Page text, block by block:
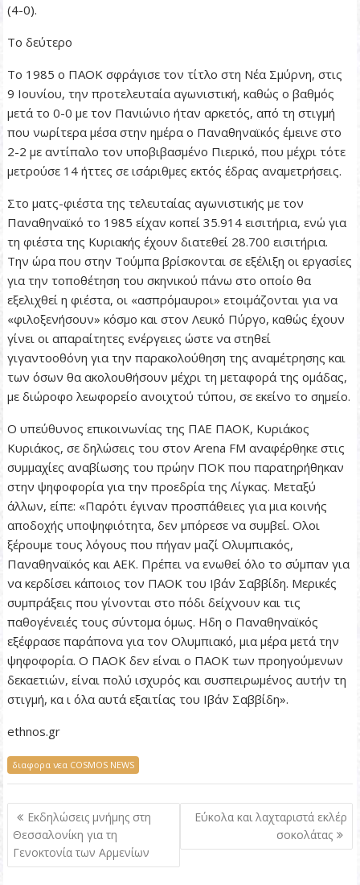
(4-0).
Το δεύτερο
Το 1985 ο ΠΑΟΚ σφράγισε τον τίτλο στη Νέα Σµύρνη, στις
9 Ιουνίου, την προτελευταία αγωνιστική, καθώς ο βαθµός
µετά το 0-0 µε τον Πανιώνιο ήταν αρκετός, από τη στιγµή
που νωρίτερα µέσα στην ηµέρα ο Παναθηναϊκός έµεινε στο
2-2 µε αντίπαλο τον υποβιβασµένο Πιερικό, που µέχρι τότε
µετρούσε 14 ήττες σε ισάριθµες εκτός έδρας αναµετρήσεις.
Στο µατς-φιέστα της τελευταίας αγωνιστικής µε τον
Παναθηναϊκό το 1985 είχαν κοπεί 35.914 εισιτήρια, ενώ για
τη φιέστα της Κυριακής έχουν διατεθεί 28.700 εισιτήρια.
Την ώρα που στην Τούµπα βρίσκονται σε εξέλιξη οι εργασίες
για την τοποθέτηση του σκηνικού πάνω στο οποίο θα
εξελιχθεί η φιέστα, οι «ασπρόµαυροι» ετοιµάζονται για να
«φιλοξενήσουν» κόσµο και στον Λευκό Πύργο, καθώς έχουν
γίνει οι απαραίτητες ενέργειες ώστε να στηθεί
γιγαντοοθόνη για την παρακολούθηση της αναµέτρησης και
των όσων θα ακολουθήσουν µέχρι τη µεταφορά της οµάδας,
µε διώροφο λεωφορείο ανοιχτού τύπου, σε εκείνο το σηµείο.
Ο υπεύθυνος επικοινωνίας της ΠΑΕ ΠΑΟΚ, Κυριάκος
Κυριάκος, σε δηλώσεις του στον Arena FM αναφέρθηκε στις
συµµαχίες αναβίωσης του πρώην ΠΟΚ που παρατηρήθηκαν
στην ψηφοφορία για την προεδρία της Λίγκας. Μεταξύ
άλλων, είπε: «Παρότι έγιναν προσπάθειες για µια κοινής
αποδοχής υποψηφιότητα, δεν µπόρεσε να συµβεί. Ολοι
ξέρουµε τους λόγους που πήγαν µαζί Ολυµπιακός,
Παναθηναϊκός και ΑΕΚ. Πρέπει να ενωθεί όλο το σύµπαν για
να κερδίσει κάποιος τον ΠΑΟΚ του Ιβάν Σαββίδη. Μερικές
συµπράξεις που γίνονται στο πόδι δείχνουν και τις
παθογένειές τους σύντοµα όµως. Ηδη ο Παναθηναϊκός
εξέφρασε παράπονα για τον Ολυµπιακό, µια µέρα µετά την
ψηφοφορία. Ο ΠΑΟΚ δεν είναι ο ΠΑΟΚ των προηγούµενων
δεκαετιών, είναι πολύ ισχυρός και συσπειρωµένος αυτήν τη
στιγµή, κα ι όλα αυτά εξαιτίας του Ιβάν Σαββίδη».
ethnos.gr
διαφορα νεα COSMOS NEWS
Π
λ
ο
Εκδηλώσεις μνήμης στη
Θεσσαλονίκη για τη
Γενοκτονία των Αρμενίων
Εύκολα και λαχταριστά εκλέρ
σοκολάτας